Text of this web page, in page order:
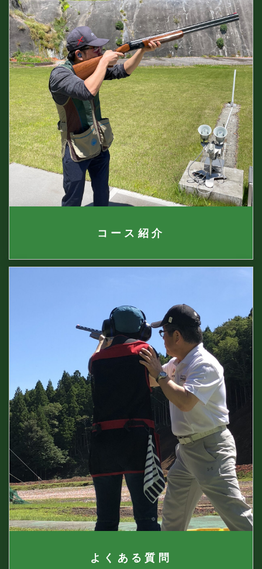
コース紹介
よくある質問